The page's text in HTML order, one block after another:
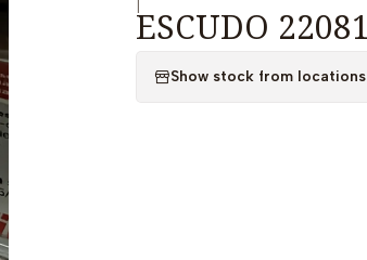
ESCUDO
Show stock from locations